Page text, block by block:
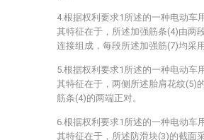
4.根据权利要求1所述的一种电动车
其特征在于，所述加强筋条(4)由两
连接组成，每段所述加强筋(7)均采
5.根据权利要求1所述的一种电动车
其特征在于，两侧所述胎肩花纹(5)
筋条(4)的两端正对。
6.根据权利要求1所述的一种电动车
其特征在于，所述防滑块(3)的截面